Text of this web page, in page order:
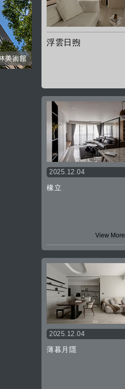
浮雲日煦
2025.12.04
橡立
View More
2025.12.04
薄暮月隱